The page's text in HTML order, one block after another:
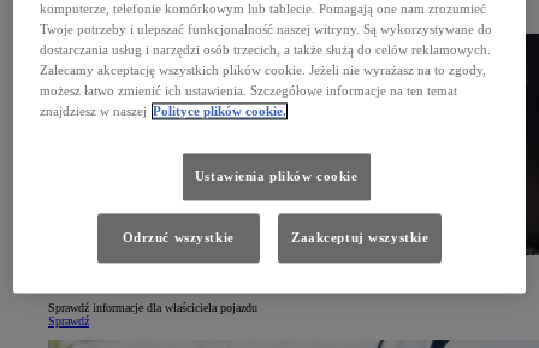
Zarejestruj się w systemie Moja Toyota, by zaktualizować mapy i pobrać instrukcję obsługi.
Sprawdź
Sprawdź informacje dla właściciela pojazdu
Sprawdź
komputerze, telefonie komórkowym lub tablecie. Pomagają one nam zrozumieć
Twoje potrzeby i ulepszać funkcjonalność naszej witryny. Są wykorzystywane do
dostarczania usług i narzędzi osób trzecich, a także służą do celów reklamowych.
Zalecamy akceptację wszystkich plików cookie. Jeżeli nie wyrażasz na to zgody,
możesz łatwo zmienić ich ustawienia. Szczegółowe informacje na ten temat
znajdziesz w naszej Polityce plików cookie.
Ustawienia plików cookie
Odrzuć wszystkie Zaakceptuj wszystkie